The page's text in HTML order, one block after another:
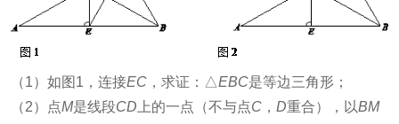
（1）如图1，连接EC ，求证：△EBC是等边三角形；
（2）点M是线段CD 上的一点（不与点C ， D重合），以BM